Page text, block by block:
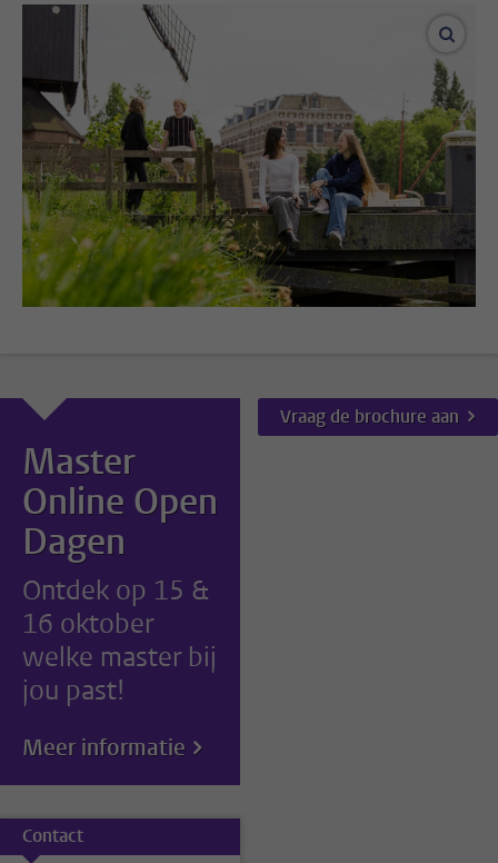
Master
Online Open
Dagen
Ontdek op 15 &
16 oktober
welke master bij
jou past!
Meer informatie
Vraag de brochure aan
Contact